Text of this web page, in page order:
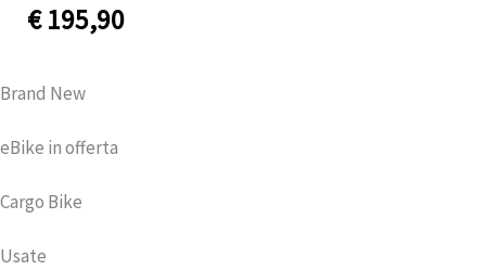
€195,90
Brand New
eBike in offerta
Cargo Bike
Usate